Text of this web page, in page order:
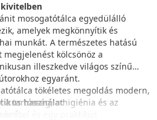
mosogatótálca egyedülálló
amelyek megkönnyítik és
munkát. A természetes hatású
megjelenést kölcsönöz a
illeszkedve világos színű
egyaránt.
használat
tökéletes megoldás modern,
a tartósság, a higiénia és az